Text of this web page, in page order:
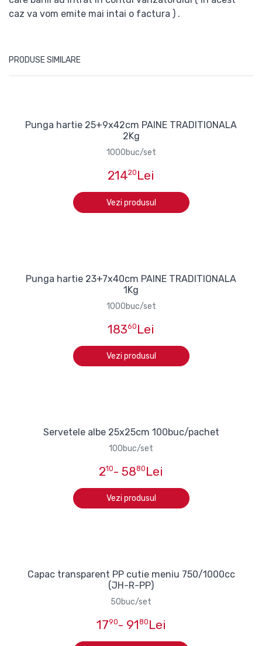
caz va vom emite mai intai o factura ) .
PRODUSE SIMILARE
Punga hartie 25+9x42cm PAINE TRADITIONALA
2Kg
1000buc/set
21420 Lei
Vezi produsul
Punga hartie 23+7x40cm PAINE TRADITIONALA
1Kg
1000buc/set
18360 Lei
Vezi produsul
Servetele albe 25x25cm 100buc/pachet
100buc/set
210- 5880 Lei
Vezi produsul
Capac transparent PP cutie meniu 750/1000cc
(JH-R-PP)
50buc/set
1790- 9180 Lei